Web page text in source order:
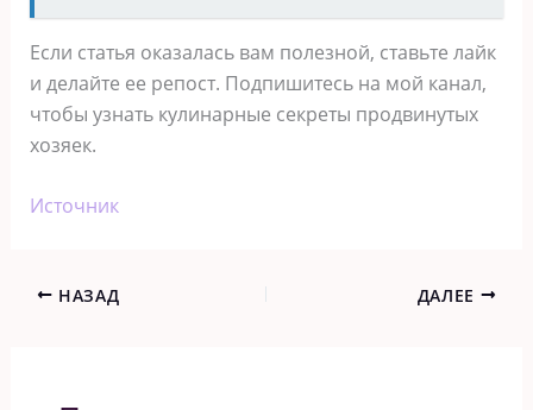
Если статья оказалась вам полезной, ставьте лайк
и делайте ее репост. Подпишитесь на мой канал,
чтобы узнать кулинарные секреты продвинутых
хозяек.
Источник
НАЗАД ДАЛЕЕ